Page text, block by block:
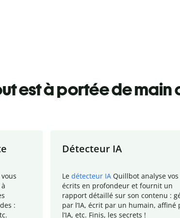
est à portée de
:
Détecteur IA
Le détecteur IA Quillbot analyse vos
écrits en profondeur et fournit un
rapport détaillé sur son contenu :
par l’IA, écrit par un humain, affiné
l’IA, etc. Finis, les secrets !